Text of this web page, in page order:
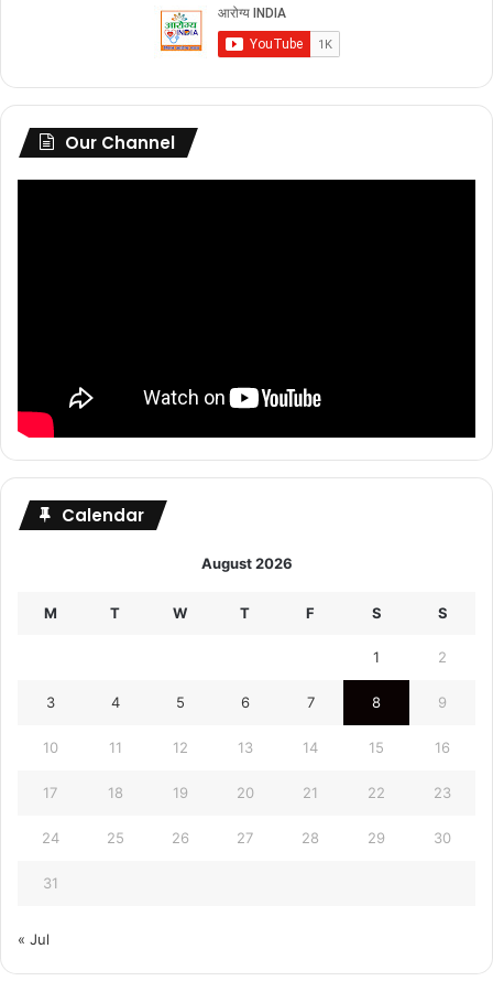
Our Channel
Calendar
August 2026
M T W T F S S
1 2
3 4 5 6 7 8 9
10 11 12 13 14 15 16
17 18 19 20 21 22 23
24 25 26 27 28 29 30
31
« Jul